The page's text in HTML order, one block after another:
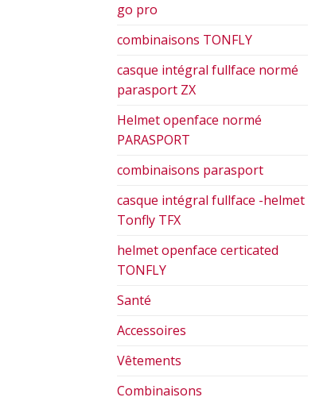
go pro
combinaisons TONFLY
casque intégral fullface normé
parasport ZX
Helmet openface normé
PARASPORT
combinaisons parasport
casque intégral fullface -helmet
Tonfly TFX
helmet openface certicated
TONFLY
Santé
Accessoires
Vêtements
Combinaisons